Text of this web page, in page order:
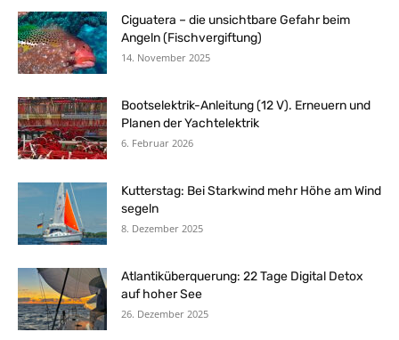
Ciguatera – die unsichtbare Gefahr beim
Angeln (Fischvergiftung)
14. November 2025
Bootselektrik-Anleitung (12 V). Erneuern und
Planen der Yachtelektrik
6. Februar 2026
Kutterstag: Bei Starkwind mehr Höhe am Wind
segeln
8. Dezember 2025
Atlantiküberquerung: 22 Tage Digital Detox
auf hoher See
26. Dezember 2025